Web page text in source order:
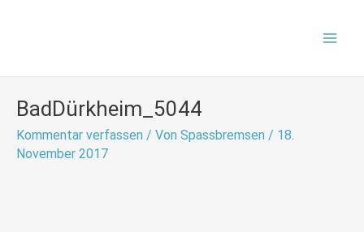
BadDürkheim_5044
Kommentar verfassen / Von Spassbremsen / 18.
November 2017